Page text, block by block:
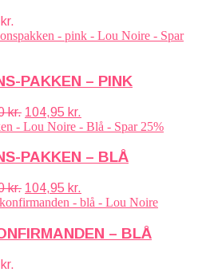
kr.
PAKKEN – PINK
kr. Den
oprindelige
var:
104,95 kr.
aktuelle
er:
PAKKEN – BLÅ
kr. Den
oprindelige
var:
139,80 kr..
104,95 kr.
aktuelle
er:
104,95 kr..
– BLÅ
kr.